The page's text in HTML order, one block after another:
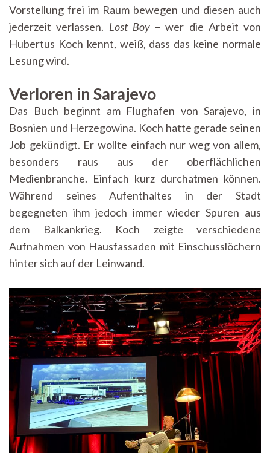
Vorstellung frei im Raum bewegen und diesen auch
jederzeit verlassen. Lost Boy– wer die Arbeit von
Hubertus Koch kennt, weiß, dass das keine normale
Lesung wird.
Verloren in Sarajevo
Das Buch beginnt am Flughafen von Sarajevo, in
Bosnien und Herzegowina. Koch hatte gerade seinen
Job gekündigt. Er wollte einfach nur weg von allem,
besonders raus aus der oberflächlichen
Medienbranche. Einfach kurz durchatmen können.
Während seines Aufenthaltes in der Stadt
begegneten ihm jedoch immer wieder Spuren aus
dem Balkankrieg. Koch zeigte verschiedene
Aufnahmen von Hausfassaden mit Einschusslöchern
hinter sich auf der Leinwand.